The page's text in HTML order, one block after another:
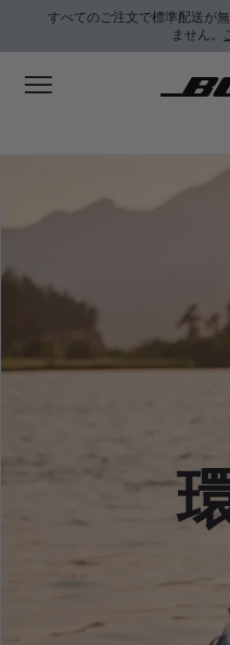
メインコンテンツに移動
フッターコンテンツに移動
アクセシビリティ声明に移
すべてのご注文で標準配送が
ません。